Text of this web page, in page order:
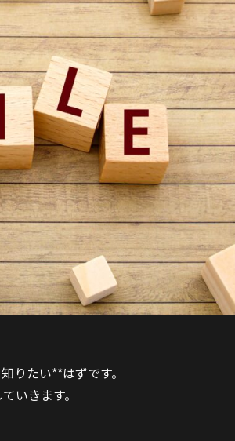
りたい**はずです。
いきます。